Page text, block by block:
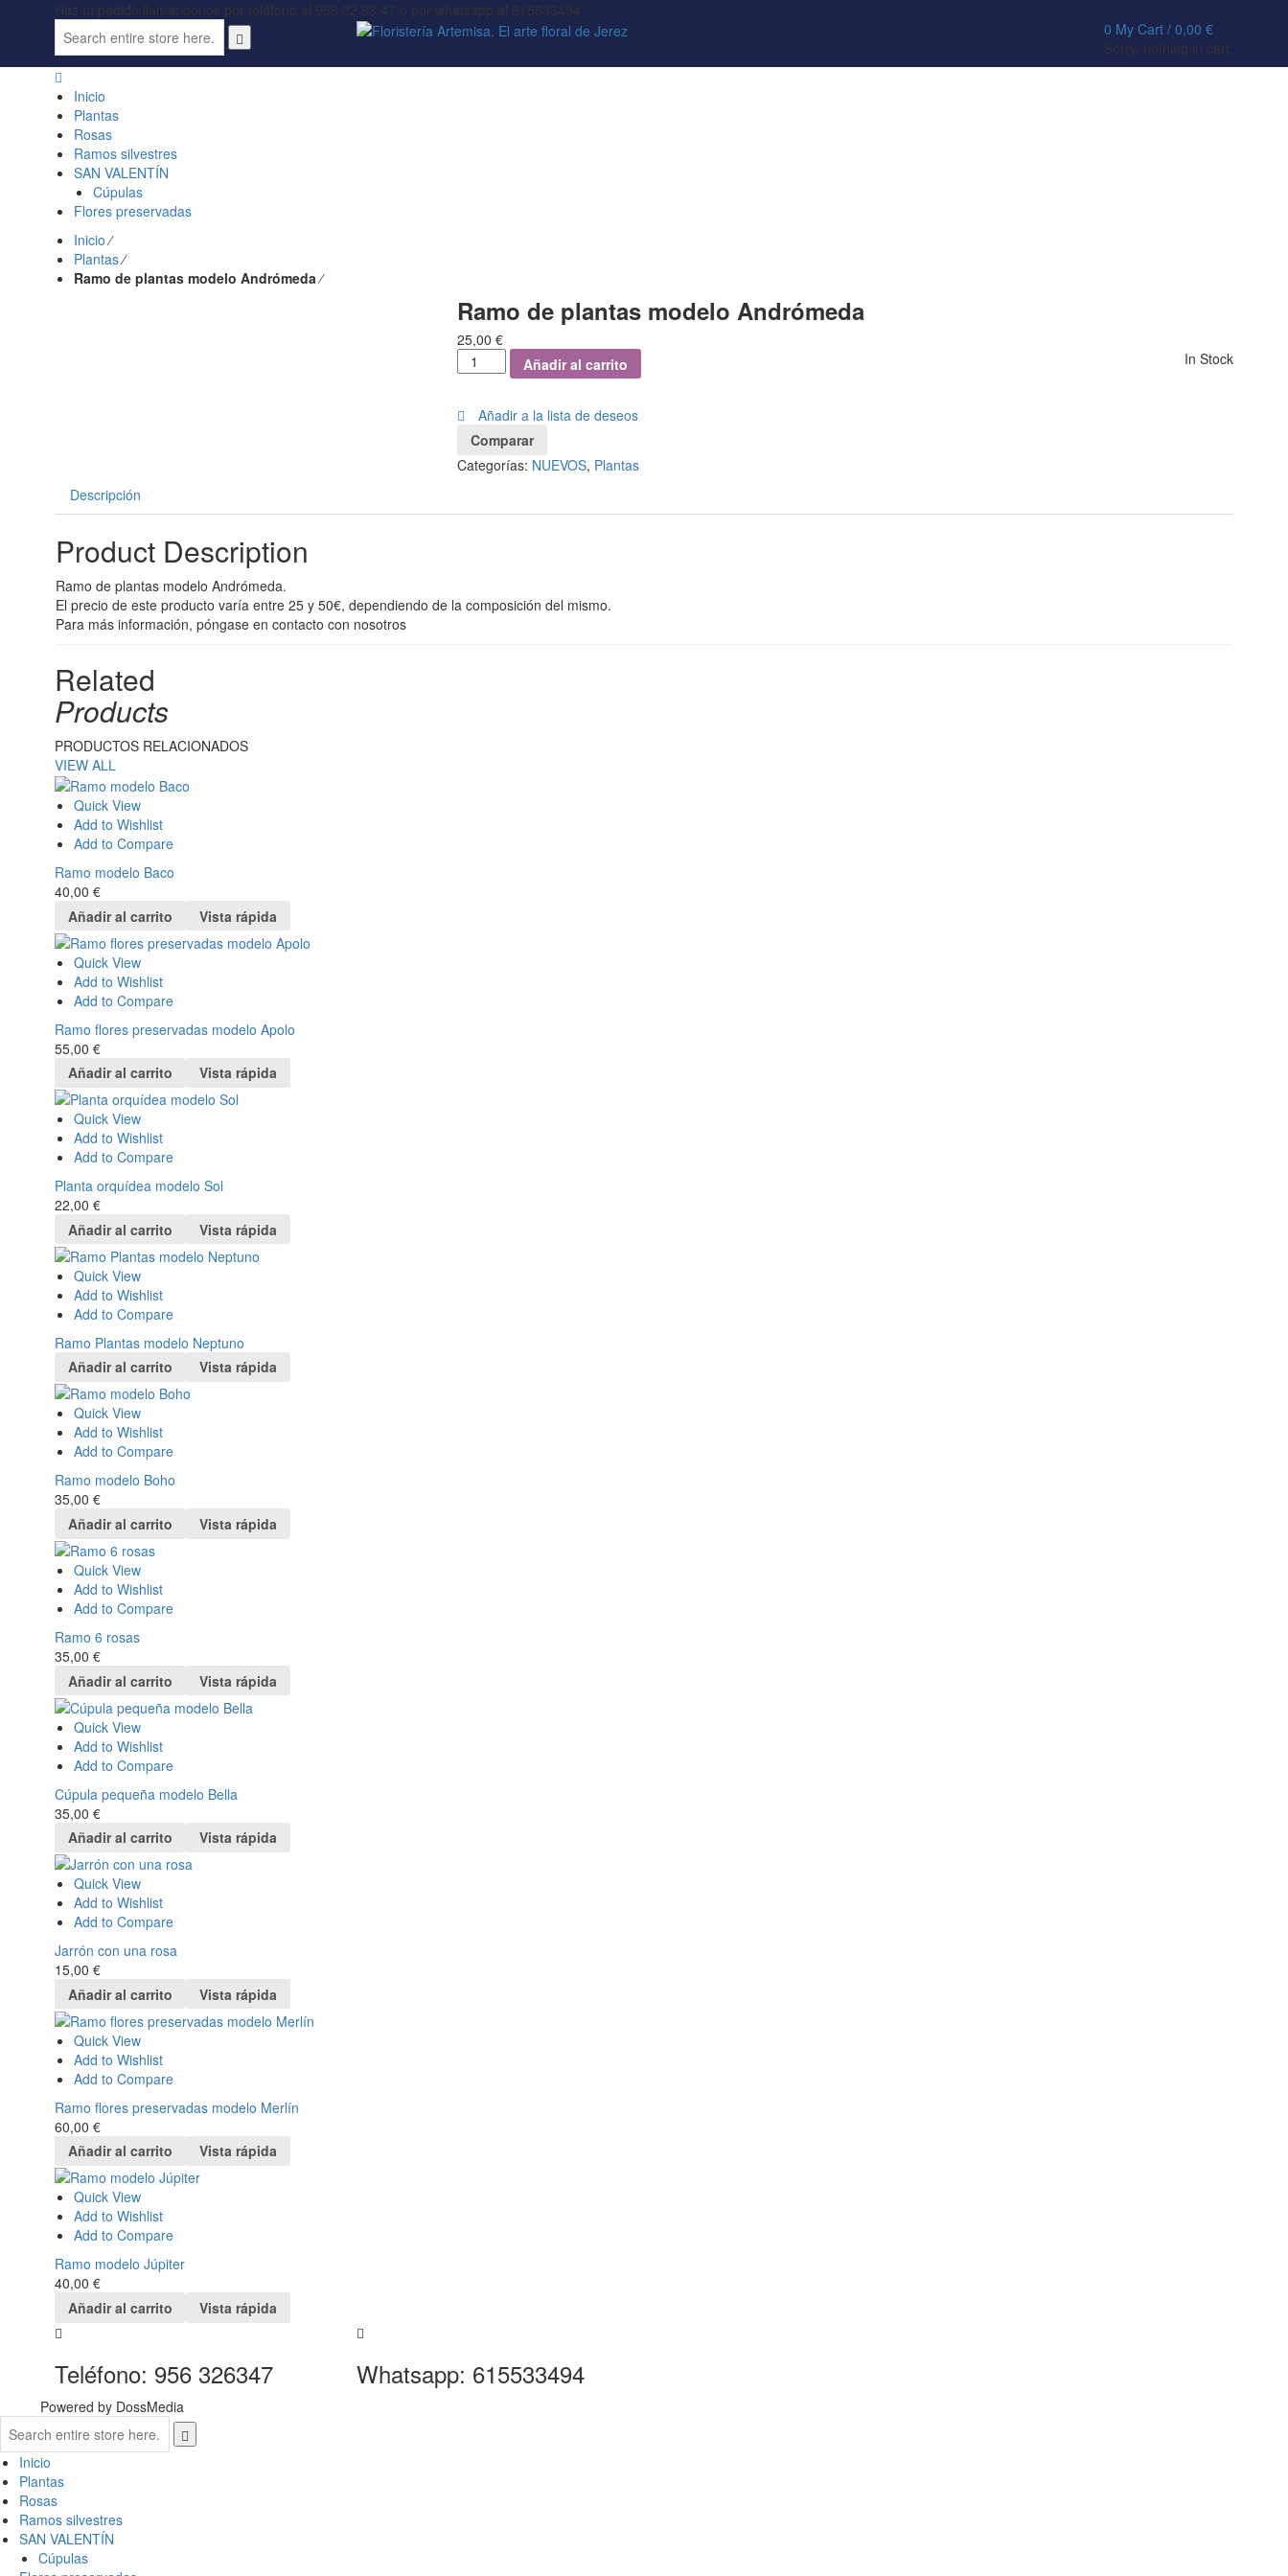
Haz tu pedido llamándonos por teléfono al 956 32 63 47 o por whatsapp al 615533494
0 My Cart / 0,00 €
Sorry, nothing in cart.
Inicio
Plantas
Rosas
Ramos silvestres
SAN VALENTÍN
Cúpulas
Flores preservadas
Inicio⁄
Plantas⁄
Ramo de plantas modelo Andrómeda⁄
Ramo de plantas modelo Andrómeda
25,00 €
In Stock
Añadir al carrito
Añadir a la lista de deseos
Comparar
Categorías: NUEVOS, Plantas
Descripción
Product Description
Ramo de plantas modelo Andrómeda.
El precio de este producto varía entre 25 y 50€, dependiendo de la composición del mismo.
Para más información, póngase en contacto con nosotros
Related
Products
PRODUCTOS RELACIONADOS
VIEW ALL
Quick View
Add to Wishlist
Add to Compare
Ramo modelo Baco
40,00 €
Añadir al carrito
Vista rápida
Quick View
Add to Wishlist
Add to Compare
Ramo flores preservadas modelo Apolo
55,00 €
Añadir al carrito
Vista rápida
Quick View
Add to Wishlist
Add to Compare
Planta orquídea modelo Sol
22,00 €
Añadir al carrito
Vista rápida
Quick View
Add to Wishlist
Add to Compare
Ramo Plantas modelo Neptuno
Añadir al carrito
Vista rápida
Quick View
Add to Wishlist
Add to Compare
Ramo modelo Boho
35,00 €
Añadir al carrito
Vista rápida
Quick View
Add to Wishlist
Add to Compare
Ramo 6 rosas
35,00 €
Añadir al carrito
Vista rápida
Quick View
Add to Wishlist
Add to Compare
Cúpula pequeña modelo Bella
35,00 €
Añadir al carrito
Vista rápida
Quick View
Add to Wishlist
Add to Compare
Jarrón con una rosa
15,00 €
Añadir al carrito
Vista rápida
Quick View
Add to Wishlist
Add to Compare
Ramo flores preservadas modelo Merlín
60,00 €
Añadir al carrito
Vista rápida
Quick View
Add to Wishlist
Add to Compare
Ramo modelo Júpiter
40,00 €
Añadir al carrito
Vista rápida
Teléfono: 956 326347 Whatsapp: 615533494
Powered by DossMedia
Inicio
Plantas
Rosas
Ramos silvestres
SAN VALENTÍN
Cúpulas